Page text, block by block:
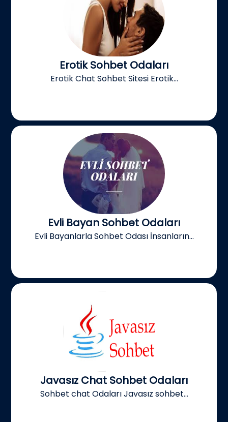
Erotik Sohbet Odaları
Erotik Chat Sohbet Sitesi Erotik...
Evli Bayan Sohbet Odaları
Evli Bayanlarla Sohbet Odası İnsanların...
Javasız Chat Sohbet Odaları
Sohbet chat Odaları Javasız sohbet...